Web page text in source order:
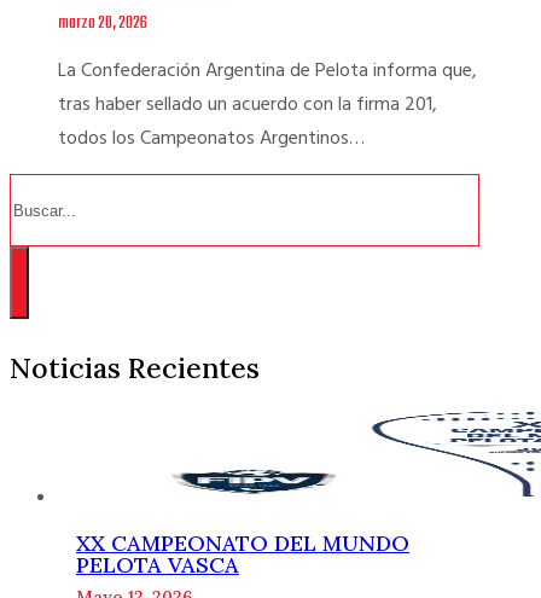
marzo 20, 2026
La Confederación Argentina de Pelota informa que,
tras haber sellado un acuerdo con la firma 201,
todos los Campeonatos Argentinos…
Noticias Recientes
XX CAMPEONATO DEL MUNDO
PELOTA VASCA